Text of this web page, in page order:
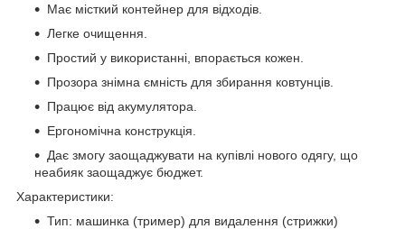
Має місткий контейнер для відходів.
Легке очищення.
Простий у використанні, впорається кожен.
Прозора знімна ємність для збирання ковтунців.
Працює від акумулятора.
Ергономічна конструкція.
Дає змогу заощаджувати на купівлі нового одягу, що
неабияк заощаджує бюджет.
Характеристики:
Тип: машинка (тример) для видалення (стрижки)